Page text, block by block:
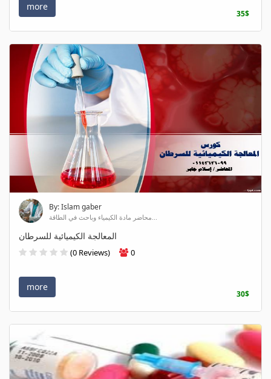
more
35$
By: Islam gaber
محاضر مادة الكيمياء وباحث في الطاقة...
المعالجة الكيميائية للسرطان
(0 Reviews) 0
more
30$